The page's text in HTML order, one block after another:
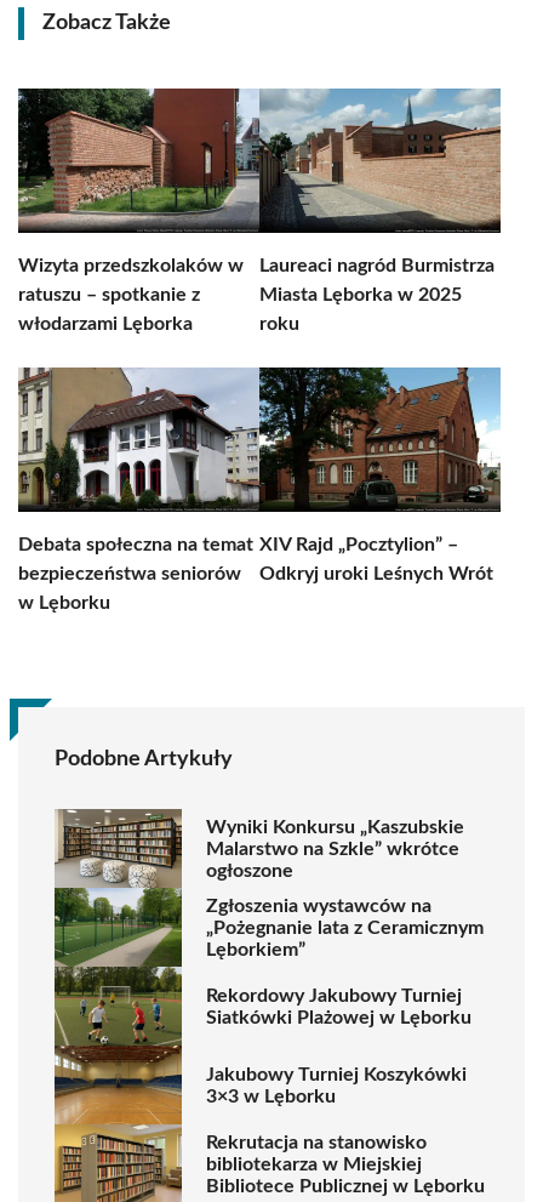
Zobacz Także
Wizyta przedszkolaków w
ratuszu – spotkanie z
włodarzami Lęborka
Laureaci nagród Burmistrza
Miasta Lęborka w 2025
roku
Debata społeczna na temat
bezpieczeństwa seniorów
w Lęborku
XIV Rajd „Pocztylion” –
Odkryj uroki Leśnych Wrót
Podobne Artykuły
Wyniki Konkursu „Kaszubskie
Malarstwo na Szkle” wkrótce
ogłoszone
Zgłoszenia wystawców na
„Pożegnanie lata z Ceramicznym
Lęborkiem”
Rekordowy Jakubowy Turniej
Siatkówki Plażowej w Lęborku
Jakubowy Turniej Koszykówki
3×3 w Lęborku
Rekrutacja na stanowisko
bibliotekarza w Miejskiej
Bibliotece Publicznej w Lęborku